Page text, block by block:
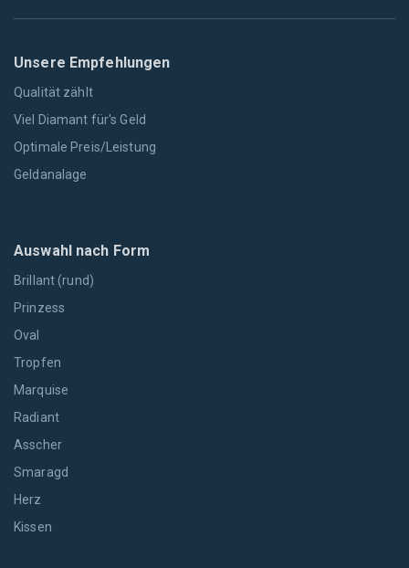
Unsere Empfehlungen
Qualität zählt
Viel Diamant für's Geld
Optimale Preis/Leistung
Geldanalage
Auswahl nach Form
Brillant (rund)
Prinzess
Oval
Tropfen
Marquise
Radiant
Asscher
Smaragd
Herz
Kissen